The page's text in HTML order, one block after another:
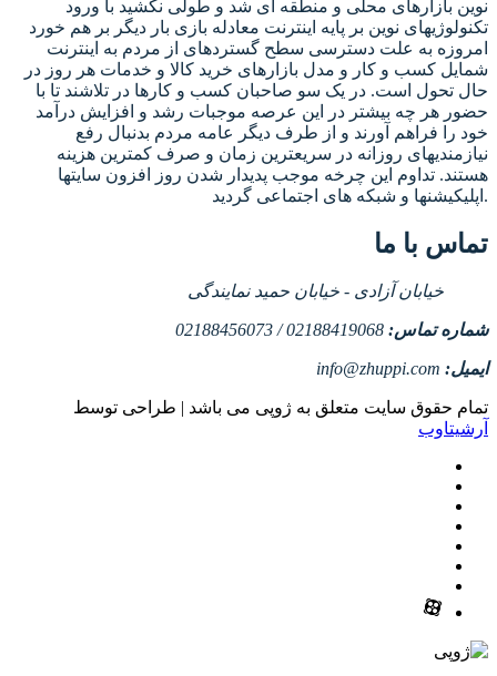
نوین بازارهای محلی و منطقه ای شد و طولی نکشید با ورود
تکنولوژیهای نوین بر پایه اینترنت معادله بازی بار دیگر بر هم خورد
امروزه به علت دسترسی سطح گستردهای از مردم به اینترنت
شمایل کسب و کار و مدل بازارهای خرید کالا و خدمات هر روز در
حال تحول است. در یک سو صاحبان کسب و کارها در تلاشند تا با
حضور هر چه بیشتر در این عرصه موجبات رشد و افزایش درآمد
خود را فراهم آورند و از طرف دیگر عامه مردم بدنبال رفع
نیازمندیهای روزانه در سریعترین زمان و صرف کمترین هزینه
هستند. تداوم این چرخه موجب پدیدار شدن روز افزون سایتها
اپلیکیشنها و شبکه های اجتماعی گردید.
تماس با ما
خیابان آزادی - خیابان حمید نمایندگی
شماره تماس: 02188419068 / 02188456073
ایمیل: info@zhuppi.com
تمام حقوق سایت متعلق به ژوپی می باشد | طراحی توسط
آرشیتاوب